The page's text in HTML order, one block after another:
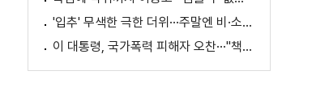
'입추' 무색한 극한 더위···주말엔 비·소나기
이 대통령, 국가폭력 피해자 오찬···"책임지고 치유"